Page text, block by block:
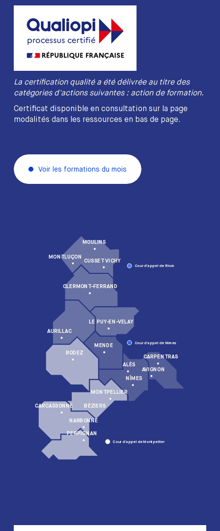
Cour d’appel de Riom
Cour d’appel de Nîmes
Cour d’appel de Montpellier
MONTPELLIER
NÎMES
ALÈS
AVIGNON
CARPENTRAS
MENDE
RODEZ
AURILLAC
LE PUY-EN-VELAY
CLERMONT-FERRAND
MONTLUÇON
CUSSET VICHY
MOULINS
BÉZIERS
NARBONNE
CARCASSONNE
PERPIGNAN
La certification qualité a été délivrée au titre des
catégories d'actions suivantes : action de formation.
Certificat disponible en consultation sur la page
modalités dans les ressources en bas de page.
Voir les formations du mois